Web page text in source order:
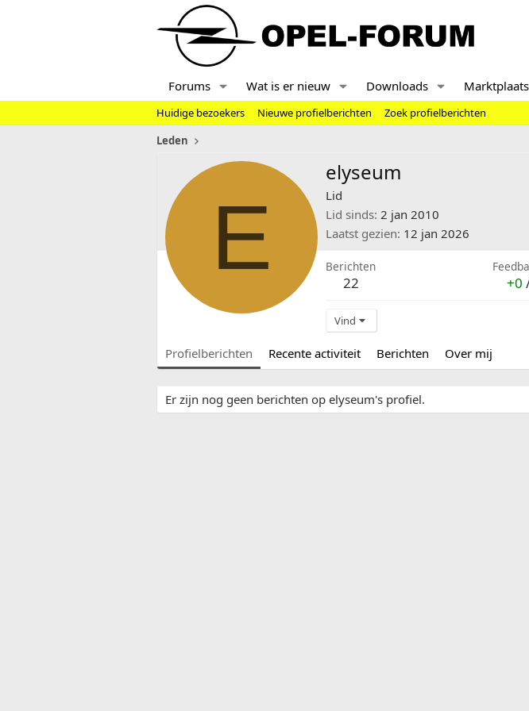
Forums Wat is er nieuw Downloads Marktplaats
Huidige bezoekers Nieuwe profielberichten
Zoek profielberichten
Leden
E
elyseum
Lid
Lid sinds 2 jan 2010
Laatst gezien 12 jan 2026
Berichten
22 +0
Vind
Profielberichten Recente activiteit Berichten Over mij
Er zijn nog geen berichten op elyseum's profiel.